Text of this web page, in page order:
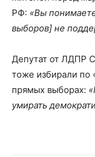
РФ: «Вы
выборов] не
Депутат от ЛДПР
тоже избирали по
прямых выборах:
умирать